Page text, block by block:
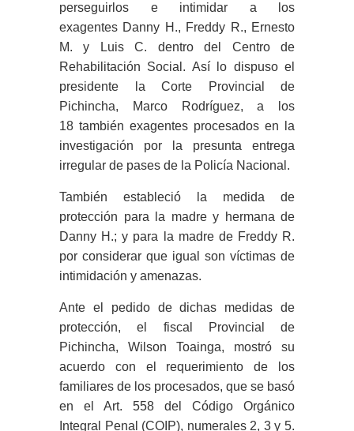
perseguirlos e intimidar a los
exagentes Danny H., Freddy R., Ernesto
M. y Luis C. dentro del Centro de
Rehabilitación Social. Así lo dispuso el
presidente la Corte Provincial de
Pichincha, Marco Rodríguez, a los
18 también exagentes procesados en la
investigación por la presunta entrega
irregular de pases de la Policía Nacional.
También estableció la medida de
protección para la madre y hermana de
Danny H.; y para la madre de Freddy R.
por considerar que igual son víctimas de
intimidación y amenazas.
Ante el pedido de dichas medidas de
protección, el fiscal Provincial de
Pichincha, Wilson Toainga, mostró su
acuerdo con el requerimiento de los
familiares de los procesados, que se basó
en el Art. 558 del Código Orgánico
Integral Penal (COIP), numerales 2, 3 y 5.